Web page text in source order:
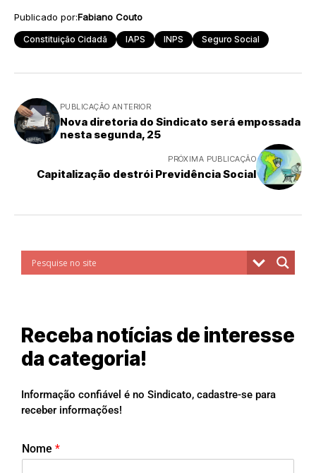
Publicado por:Fabiano Couto
Constituição Cidadã IAPS INPS Seguro Social
PUBLICAÇÃO ANTERIOR
Nova diretoria do Sindicato será empossada
nesta segunda, 25
PRÓXIMA PUBLICAÇÃO
Capitalização destrói Previdência Social
Receba notícias de interesse
da categoria!
Informação confiável é no Sindicato, cadastre-se para
receber informações!
Nome *